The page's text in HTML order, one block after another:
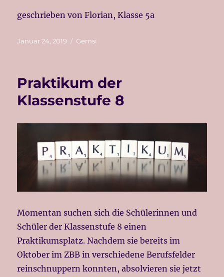
geschrieben von Florian, Klasse 5a
Veröffentlicht
Januar 24, 2019 Kategorien
Gemsi
Praktikum der
Klassenstufe 8
Momentan suchen sich die Schülerinnen und
Schüler der Klassenstufe 8 einen
Praktikumsplatz. Nachdem sie bereits im
Oktober im ZBB in verschiedene Berufsfelder
reinschnuppern konnten, absolvieren sie jetzt